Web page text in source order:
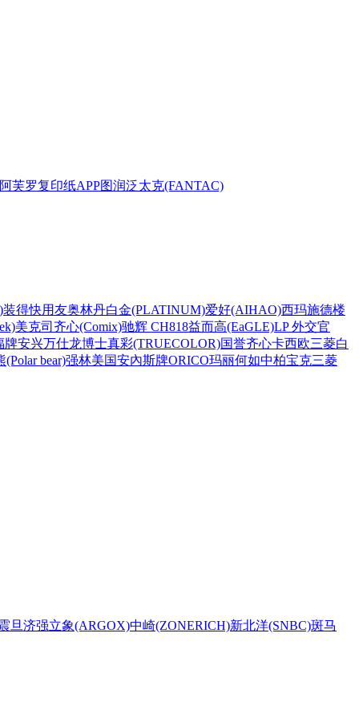
阿芙罗复印纸APP图润泛太克(FANTAC)
装得快用友奥林丹白金(PLATINUM)爱好(AIHAO)西玛施德楼
美克司 齐心(Comix)驰辉 CH818益而高(EaGLE)LP 外交官
牌安兴万仕龙博士真彩(TRUECOLOR)国誉齐心卡西欧三菱白
(Polar bear)强林美国安內斯牌ORICO玛丽何如中柏宝克三菱
旦济强立象(ARGOX)中崎(ZONERICH)新北洋(SNBC)斑马